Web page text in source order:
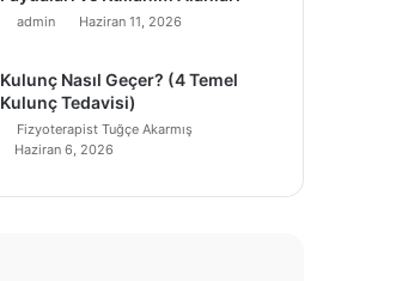
admin Haziran 11, 2026
Kulunç Nasıl Geçer? (4 Temel
Kulunç Tedavisi)
Fizyoterapist Tuğçe Akarmış
Haziran 6, 2026